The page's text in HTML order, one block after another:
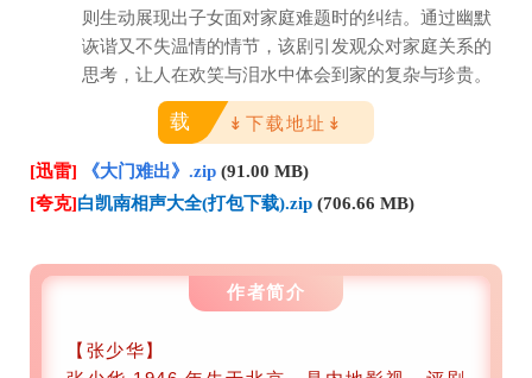
则生动展现出子女面对家庭难题时的纠结。通过幽默
诙谐又不失温情的情节，该剧引发观众对家庭关系的
思考，让人在欢笑与泪水中体会到家的复杂与珍贵。
载 ↡下载地址↡
[迅雷] 《大门难出》.zip (91.00 MB)
[夸克]白凯南相声大全(打包下载).zip (706.66 MB)
作者简介
【张少华】